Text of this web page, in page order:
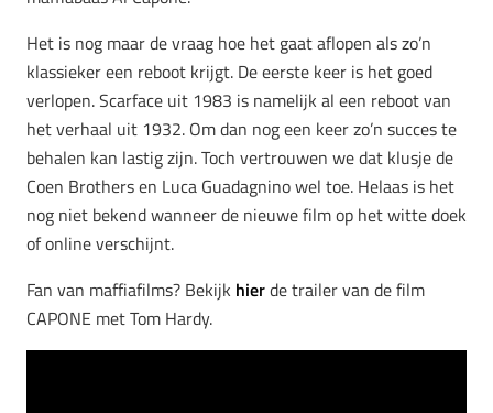
Het is nog maar de vraag hoe het gaat aflopen als zo’n
klassieker een reboot krijgt. De eerste keer is het goed
verlopen. Scarface uit 1983 is namelijk al een reboot van
het verhaal uit 1932. Om dan nog een keer zo’n succes te
behalen kan lastig zijn. Toch vertrouwen we dat klusje de
Coen Brothers en Luca Guadagnino wel toe. Helaas is het
nog niet bekend wanneer de nieuwe film op het witte doek
of online verschijnt.
Fan van maffiafilms? Bekijk hierde trailer van de film
CAPONE met Tom Hardy.